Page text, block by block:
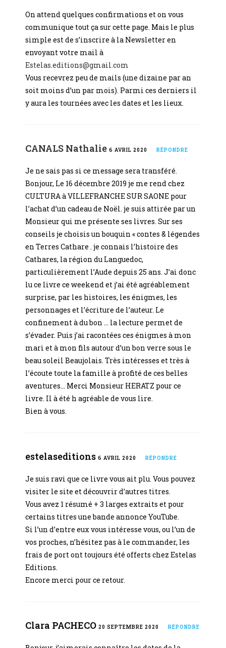
On attend quelques confirmations et on vous
communique tout ça sur cette page. Mais le plus
simple est de s’inscrire à la Newsletter en
envoyant votre mail à
Estelas.editions@gmail.com
Vous recevrez peu de mails (une dizaine par an
soit moins d’un par mois). Parmi ces derniers il
y aura les tournées avec les dates et les lieux.
CANALS Nathalie 6 AVRIL 2020 RÉPONDRE
Je ne sais pas si ce message sera transféré.
Bonjour, Le 16 décembre 2019 je me rend chez
CULTURA à VILLEFRANCHE SUR SAONE pour
l’achat d’un cadeau de Noël. je suis attirée par un
Monsieur qui me présente ses livres. Sur ses
conseils je choisis un bouquin « contes & légendes
en Terres Cathare . je connais l’histoire des
Cathares, la région du Languedoc,
particulièrement l’Aude depuis 25 ans. J’ai donc
lu ce livre ce weekend et j’ai été agréablement
surprise, par les histoires, les énigmes, les
personnages et l’écriture de l’auteur. Le
confinement à du bon … la lecture permet de
s’évader. Puis j’ai racontées ces énigmes à mon
mari et à mon fils autour d’un bon verre sous le
beau soleil Beaujolais. Très intéresses et très à
l’écoute toute la famille à profité de ces belles
aventures… Merci Monsieur HERATZ pour ce
livre. Il à été h agréable de vous lire.
Bien à vous.
estelaseditions 6 AVRIL 2020 RÉPONDRE
Je suis ravi que ce livre vous ait plu. Vous pouvez
visiter le site et découvrir d’autres titres.
Vous avez 1 résumé + 3 larges extraits et pour
certains titres une bande annonce YouTube.
Si l’un d’entre eux vous intéresse vous, ou l’un de
vos proches, n’hésitez pas à le commander, les
frais de port ont toujours été offerts chez Estelas
Editions.
Encore merci pour ce retour.
Clara PACHECO 20 SEPTEMBRE 2020 RÉPONDRE